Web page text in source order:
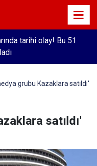
tarihi olay! Bu 51
grubu Kazaklara satıldı'
satıldı'